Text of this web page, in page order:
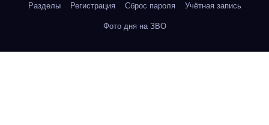
Разделы Регистрация Сброс пароля Учётная запись
Фото дня на ЗВО